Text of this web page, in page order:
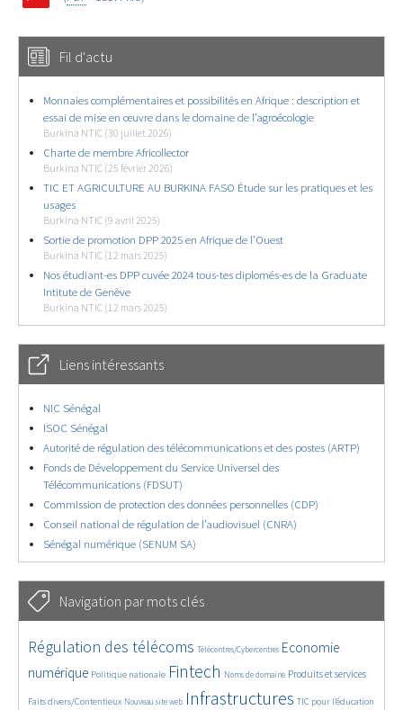
Fil d'actu
Monnaies complémentaires et possibilités en Afrique : description et
essai de mise en œuvre dans le domaine de l’agroécologie
Burkina NTIC (30 juillet 2026)
Charte de membre Africollector
Burkina NTIC (25 février 2026)
TIC ET AGRICULTURE AU BURKINA FASO Étude sur les pratiques et les
usages
Burkina NTIC (9 avril 2025)
Sortie de promotion DPP 2025 en Afrique de l’Ouest
Burkina NTIC (12 mars 2025)
Nos étudiant-es DPP cuvée 2024 tous-tes diplomés-es de la Graduate
Intitute de Genève
Burkina NTIC (12 mars 2025)
Liens intéressants
NIC Sénégal
ISOC Sénégal
Autorité de régulation des télécommunications et des postes (ARTP)
Fonds de Développement du Service Universel des
Télécommunications (FDSUT)
Commission de protection des données personnelles (CDP)
Conseil national de régulation de l’audiovisuel (CNRA)
Sénégal numérique (SENUM SA)
Navigation par mots clés
4931/5929
Régulation des télécoms
357/5929 Télécentres/Cybercentres
3912/5929
Economie
numérique
1933/5929 Politique nationale
5480/5929 Fintech
700/5929 Noms de domaine
2539/5929 Produits et services
1627/5929
Faits divers/Contentieux Nouveau site web Infrastructures TIC pour l’éducation